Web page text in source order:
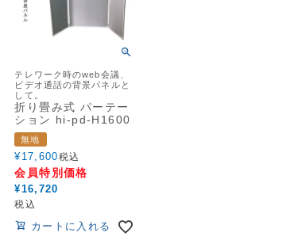
テレワーク時のweb会議、
ビデオ通話の背景パネルと
して。
折り畳み式 パーテー
ション hi-pd-H1600
無地
¥ 17,600税込
会員特別価格
¥16,720
税込
カートに入れる